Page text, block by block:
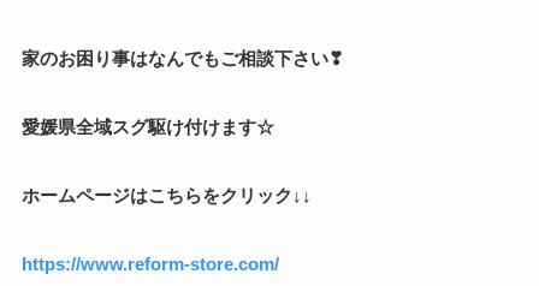
家のお困り事はなんでもご相談下さい❣
愛媛県全域スグ駆け付けます☆
ホームページはこちらをクリック↓↓
https://www.reform-store.com/